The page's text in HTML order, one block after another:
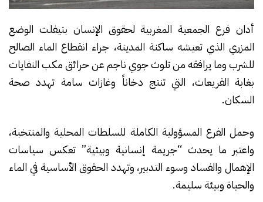
أدان فرع الجمعية المغربية لحقوق الإنسان بتيفلت الوضع
المزري الذي تعيشه ساكنة المدينة، جراء انقطاع الماء الصالح
للشرب وما يرافقه من تلوث جوي ناجم عن حرائق مكب النفايات
بغابة القريعات، التي تنتج دخاناً وغازات سامة تهدد صحة
السكان.
وحمل الفرع المسؤولية الكاملة للسلطات المحلية والمنتخبة،
واعتبر ما يحدث “جريمة إنسانية وبيئية” تعكس سياسات
الإهمال والفساد وسوء التدبير، وتهدد الحقوق الأساسية في الماء
والحياة وبيئة سليمة.